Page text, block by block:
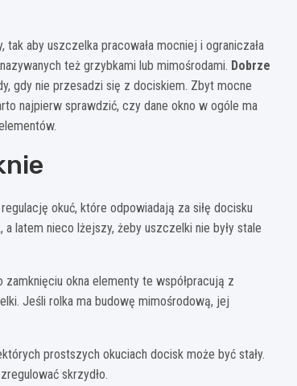
aby uszczelka pracowała mocniej i ograniczała
też grzybkami lub mimośrodami. Dobrze
gdy nie przesadzi się z dociskiem. Zbyt mocne
najpierw sprawdzić, czy dane okno w ogóle ma
okuć, które odpowiadają za siłę docisku
latem nieco lżejszy, żeby uszczelki nie były stale
okna elementy te współpracują z
Jeśli rolka ma budowę mimośrodową, jej
prostszych okuciach docisk może być stały.
skrzydło.